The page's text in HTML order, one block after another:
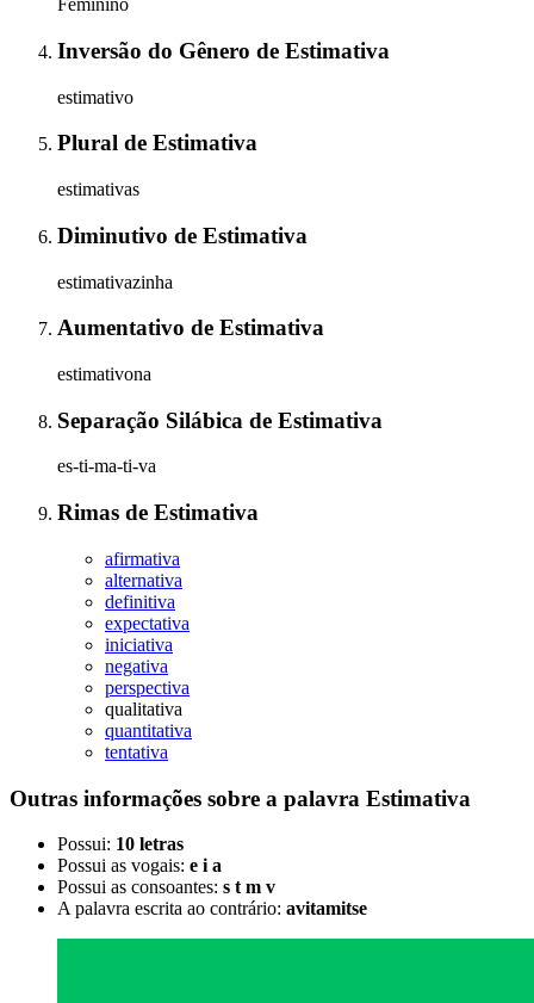
Feminino
Inversão do Gênero de Estimativa
estimativo
Plural de Estimativa
estimativas
Diminutivo de Estimativa
estimativazinha
Aumentativo de Estimativa
estimativona
Separação Silábica de Estimativa
es-ti-ma-ti-va
Rimas de Estimativa
afirmativa
alternativa
definitiva
expectativa
iniciativa
negativa
perspectiva
qualitativa
quantitativa
tentativa
Outras informações sobre a palavra Estimativa
Possui: 10 letras
Possui as vogais: e i a
Possui as consoantes: s t m v
A palavra escrita ao contrário: avitamitse